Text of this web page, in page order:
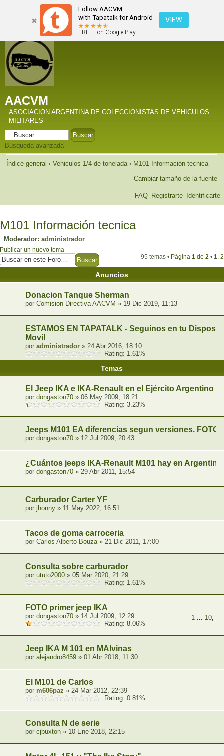
Follow AACVM
with Tapatalk for Android
FREE - on Google Play
VIEW
AACVM
ASOCIACION ARGENTINA DE COLECCIONISTAS DE VEHICULOS
MILITARES
Búsqueda avanzada
Índice general ‹ Vehiculos 1/4 de tonelada ‹ M101 Información tecnica
Cambiar tamaño de la fuente
FAQ Registrarte Identificarte
M101 Información tecnica
Moderador: administrador
Publicar un nuevo tema
95 temas • Página 1 de 2 • 1, 2
Anuncios
Donacion Tanque Sherman
por Comision Directiva AACVM » 19 Dic 2019, 11:13
ESTAMOS EN TAPATALK - Seguinos en tu
Movil
por administrador » 24 Abr 2016, 18:10
Rating: 1.61%
Temas
El Jeep IKA e IKA-Renault en el Ejército Argentino
por dongaston70 » 06 May 2009, 18:21
Rating: 3.23%
Jeeps M101 EA diferencias segun versiones. FOTOS
por dongaston70 » 12 Jul 2009, 20:43
¿Cuántos jeeps IKA-Renault M101 hay en
por dongaston70 » 29 Abr 2011, 15:54
Carburador Carter YF
por jhonny » 11 May 2022, 16:51
Tacos de goma carroceria
por Carlos Alberto Bouza» 21 Dic 2011, 17:00
Consulta sobre carburador
por ututo2000 » 05 Mar 2020, 21:29
Rating: 1.61%
FOTO primer jeep IKA
1 ... 10,
por dongaston70 » 14 Jul 2009, 12:29
Rating: 8.06%
Jeep IKA M 101 en MAlvinas
por alejandro8459 » 01 Abr 2018, 11:30
El M101 de Carlos
por m606paz » 24 Mar 2012, 22:39
Rating: 0.81%
Consulta N de serie
por cjbuxton » 10 Ene 2018, 22:15